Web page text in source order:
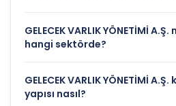
GELECEK VARLIK YÖNETİMİ
hangi sektörde?
GELECEK VARLIK YÖNETİMİ
yapısı nasıl?